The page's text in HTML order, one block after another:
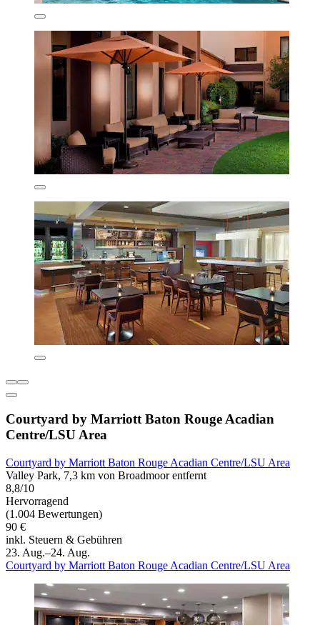
Courtyard by Marriott Baton Rouge Acadian
Centre/LSU Area
Courtyard by Marriott Baton Rouge Acadian Centre/LSU Area
Valley Park, 7,3 km von Broadmoor entfernt
8,8/10
Hervorragend
(1.004 Bewertungen)
90 €
inkl. Steuern & Gebühren
23. Aug.–24. Aug.
Courtyard by Marriott Baton Rouge Acadian Centre/LSU Area